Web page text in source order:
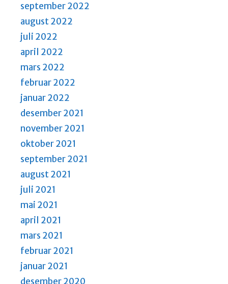
september 2022
august 2022
juli 2022
april 2022
mars 2022
februar 2022
januar 2022
desember 2021
november 2021
oktober 2021
september 2021
august 2021
juli 2021
mai 2021
april 2021
mars 2021
februar 2021
januar 2021
desember 2020